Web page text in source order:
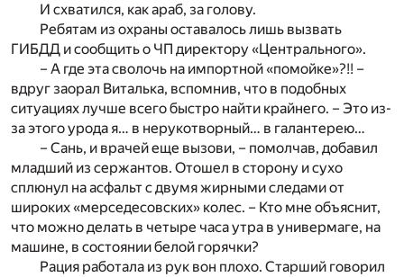
И схватился, как араб, за голову.
Ребятам из охраны оставалось лишь вызвать
ГИБДД и сообщить о ЧП директору «Центрального».
– А где эта сволочь на импортной «помойке»?!! –
вдруг заорал Виталька, вспомнив, что в подобных
ситуациях лучше всего быстро найти крайнего. – Это из-
за этого урода я… в нерукотворный… в галантерею…
– Сань, и врачей еще вызови, – помолчав, добавил
младший из сержантов. Отошел в сторону и сухо
сплюнул на асфальт с двумя жирными следами от
широких «мерседесовских» колес. – Кто мне объяснит,
что можно делать в четыре часа утра в универмаге, на
машине, в состоянии белой горячки?
Рация работала из рук вон плохо. Старший говорил